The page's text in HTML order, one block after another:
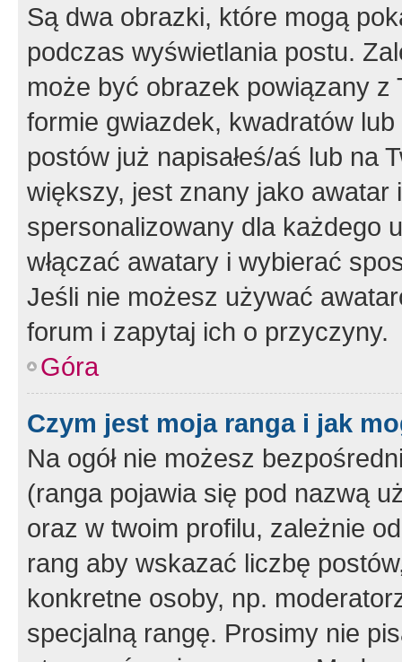
Są dwa obrazki, które mogą
podczas wyświetlania postu.
może być obrazek powiązany z
formie gwiazdek, kwadratów
postów już napisałeś/aś lub na
większy, jest znany jako
spersonalizowany dla każdego
włączać awatary i wybierać
Jeśli nie możesz używać
forum i zapytaj ich o przyczyny.
Góra
Czym jest moja ranga i jak
Na ogół nie możesz
(ranga pojawia się pod nazwą
oraz w twoim profilu, zależnie
rang aby wskazać liczbę
konkretne osoby, np.
specjalną rangę. Prosimy nie